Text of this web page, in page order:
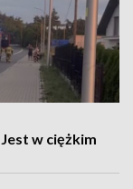
w ciężkim